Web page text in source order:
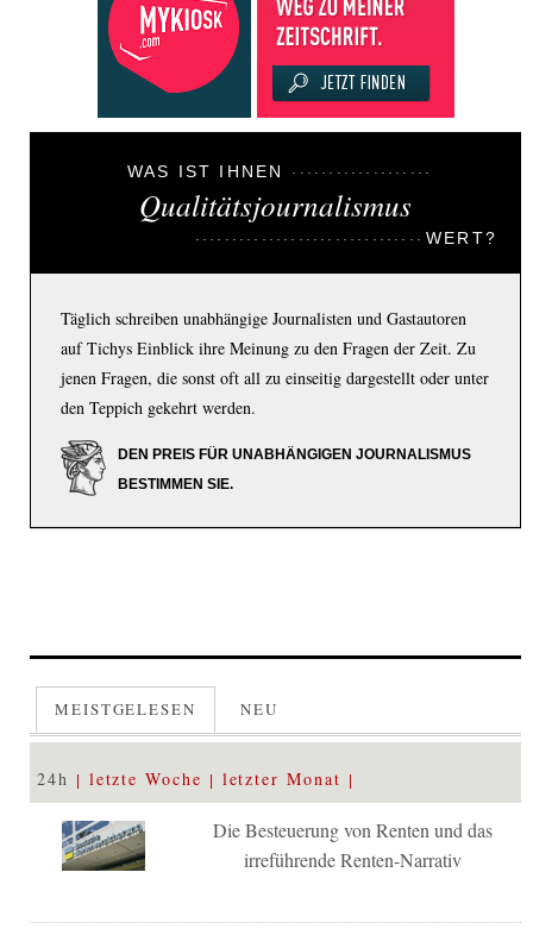
WAS IST IHNEN
Qualitätsjournalismus
WERT?
Täglich schreiben unabhängige Journalisten und Gastautoren
auf Tichys Einblick ihre Meinung zu den Fragen der Zeit. Zu
jenen Fragen, die sonst oft all zu einseitig dargestellt oder unter
den Teppich gekehrt werden.
DEN PREIS FÜR UNABHÄNGIGEN JOURNALISMUS
BESTIMMEN SIE.
MEISTGELESEN NEU
24h letzte Woche letzter Monat
Die Besteuerung von Renten und das
irreführende Renten-Narrativ